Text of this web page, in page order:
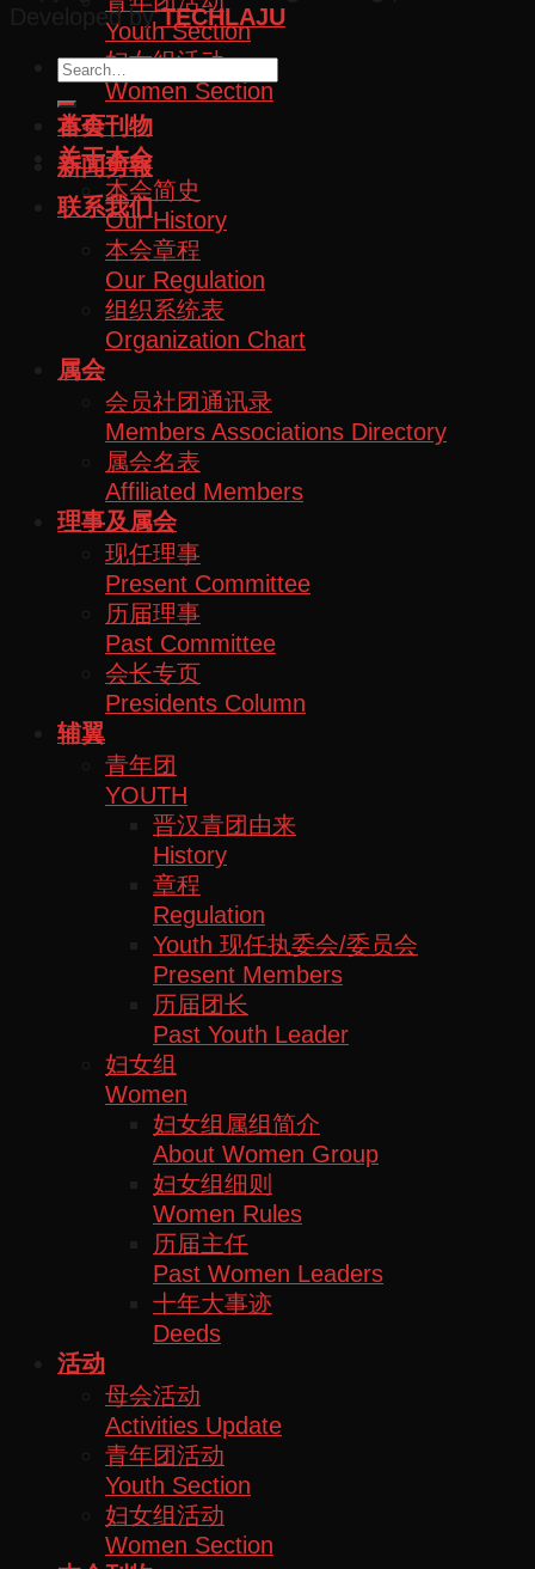
Youth Section
妇女组活动
Women Section
本会刊物
新闻剪報
联系我们
Developed byTECHLAJU
首页
关于本会
本会简史
Our History
本会章程
Our Regulation
组织系统表
Organization Chart
属会
会员社团通讯录
Members Associations Directory
属会名表
Affiliated Members
理事及属会
现任理事
Present Committee
历届理事
Past Committee
会长专页
Presidents Column
辅翼
青年团
YOUTH
晋汉青团由来
History
章程
Regulation
Youth 现任执委会/委员会
Present Members
历届团长
Past Youth Leader
妇女组
Women
妇女组属组简介
About Women Group
妇女组细则
Women Rules
历届主任
Past Women Leaders
十年大事迹
Deeds
活动
母会活动
Activities Update
青年团活动
Youth Section
妇女组活动
Women Section